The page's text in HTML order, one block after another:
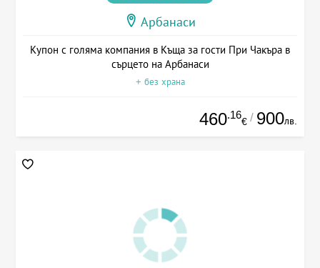
Арбанаси
Купон с голяма компания в Къща за гости При Чакъра в
сърцето на Арбанаси
+ без храна
460.16
€ / 900лв.